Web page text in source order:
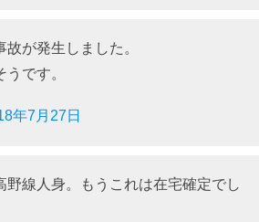
が発生しました。
です。
年7月27日
線人身。もうこれは在宅確定でし